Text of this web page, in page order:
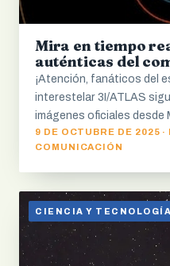
Mira en tiempo
auténticas del
¡Atención, fanáticos del
interestelar 3I/ATLAS
imágenes oficiales desde
9 DE OCTUBRE DE 2025 ·
COMUNICACIÓN
CIENCIA Y TECNOLOGÍA